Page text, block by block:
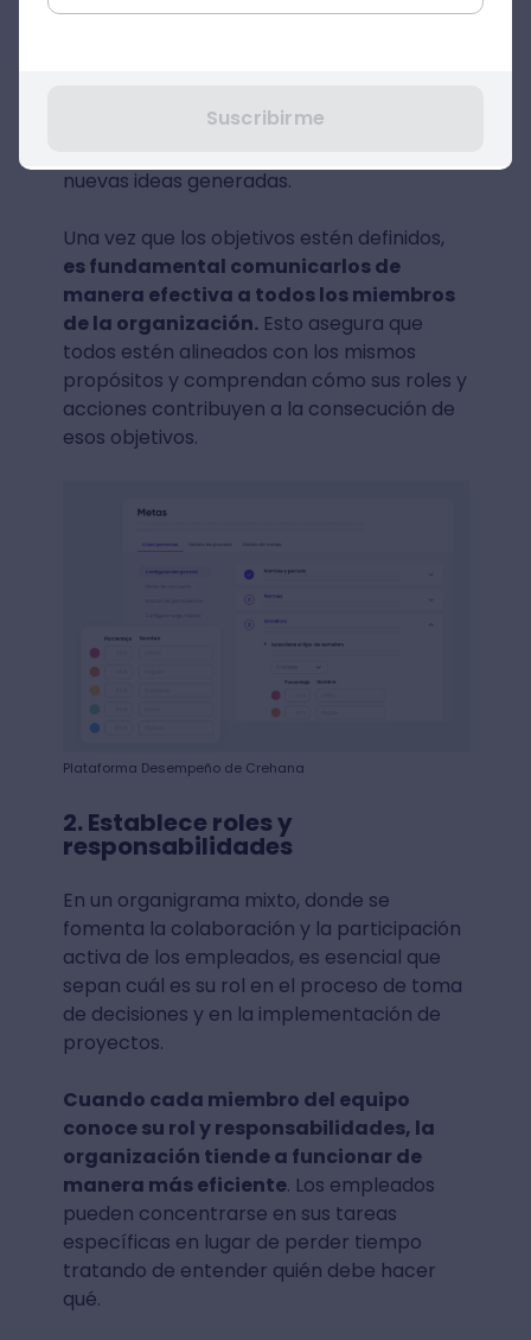
métricas o indicadores clave de
métricas podrían incluir la frecuencia de
nuevas ideas generadas.
Una vez que los objetivos estén definidos,
es fundamental comunicarlos de
manera efectiva a todos los miembros
de la organización.Esto asegura que
todos estén alineados con los mismos
propósitos y comprendan cómo sus roles y
acciones contribuyen a la consecución de
esos objetivos.
Plataforma Desempeño de Crehana
2. Establece roles y
responsabilidades
En un organigrama mixto, donde se
fomenta la colaboración y la participación
activa de los empleados, es esencial que
sepan cuál es su rol en el proceso de toma
de decisiones y en la implementación de
proyectos.
Cuando cada miembro del equipo
conoce su rol y responsabilidades, la
organización tiende a funcionar de
manera más eficiente. Los empleados
pueden concentrarse en sus tareas
específicas en lugar de perder tiempo
tratando de entender quién debe hacer
qué.
Suscribirme